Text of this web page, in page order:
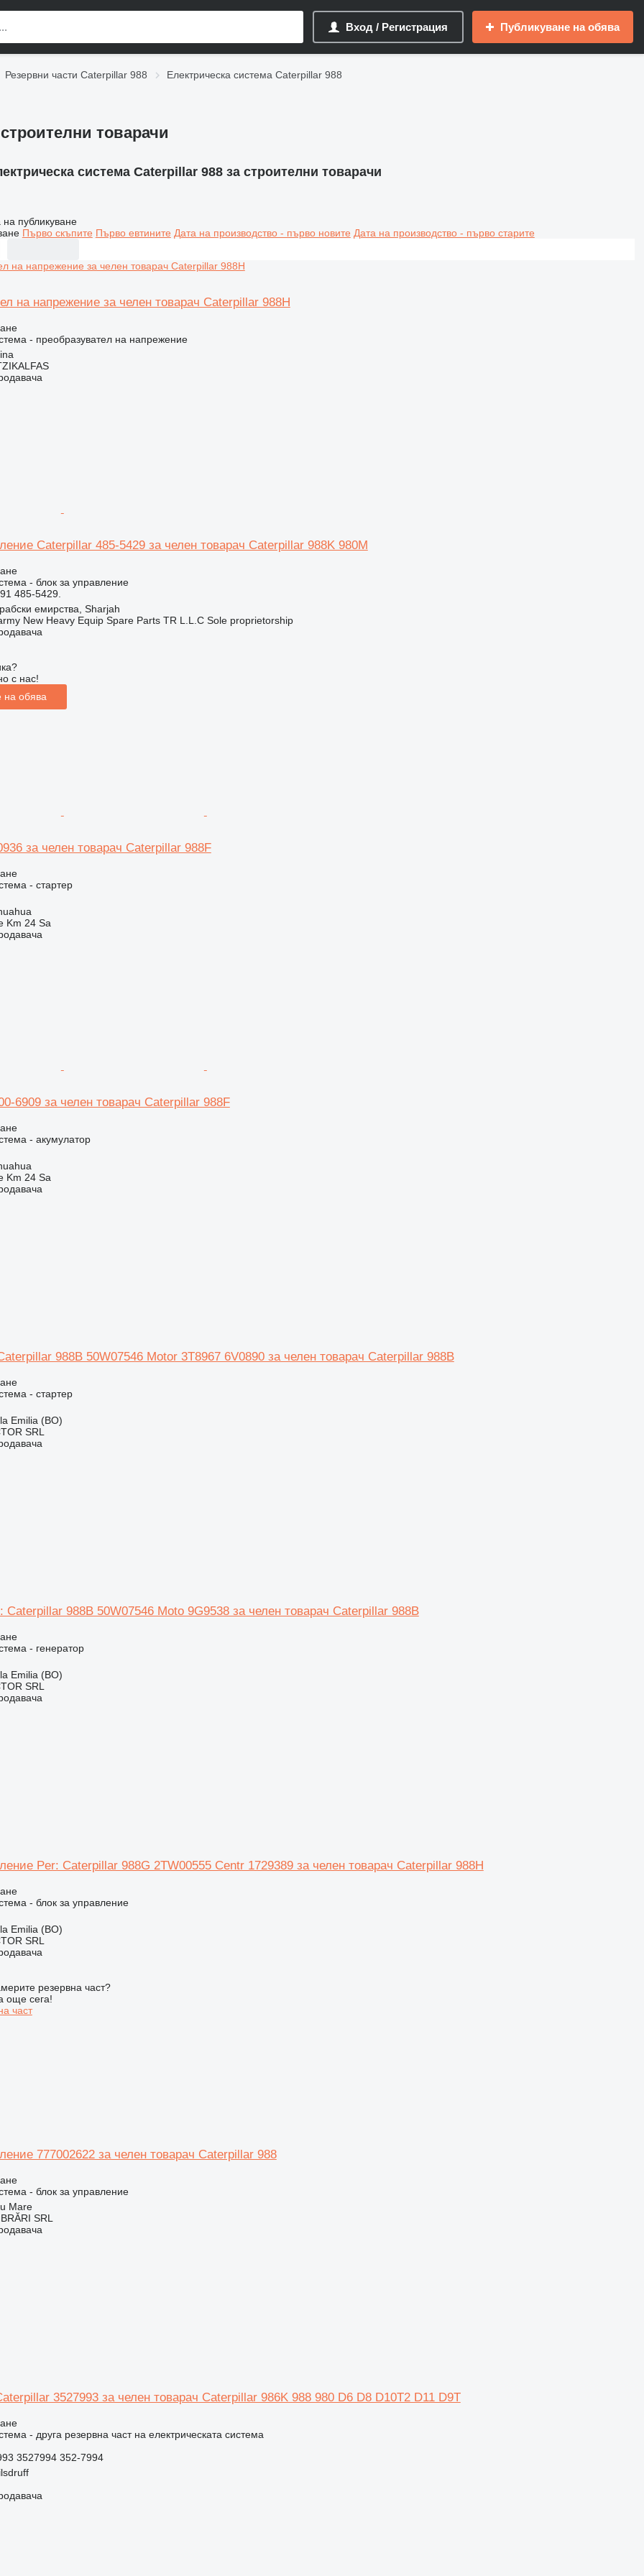
Вход / Регистрация Публикуване на обява
Резервни части Caterpillar 988
Електрическа система Caterpillar 988
товарачи
система Caterpillar 988 за строителни товарачи
на публикуване
Първо скъпите Първо евтините Дата на производство - първо новите Дата на производство - първо старите
на напрежение за челен товарач Caterpillar 988H
- преобразувател на напрежение
Caterpillar 485-5429 за челен товарач Caterpillar 988K 980M
- блок за управление
485-5429.
емирства, Sharjah
New Heavy Equip Spare Parts TR L.L.C Sole proprietorship
с нас!
на обява
за челен товарач Caterpillar 988F
- стартер
Km 24 Sa
6909 за челен товарач Caterpillar 988F
- акумулатор
Km 24 Sa
988B 50W07546 Motor 3T8967 6V0890 за челен товарач Caterpillar 988B
- стартер
Emilia (BO)
SRL
Caterpillar 988B 50W07546 Moto 9G9538 за челен товарач Caterpillar 988B
- генератор
Emilia (BO)
SRL
Per: Caterpillar 988G 2TW00555 Centr 1729389 за челен товарач Caterpillar 988H
- блок за управление
Emilia (BO)
SRL
резервна част?
още сега!
част
777002622 за челен товарач Caterpillar 988
- блок за управление
Mare
SRL
3527993 за челен товарач Caterpillar 986K 988 980 D6 D8 D10T2 D11 D9T
- друга резервна част на електрическата система
3527994 352-7994